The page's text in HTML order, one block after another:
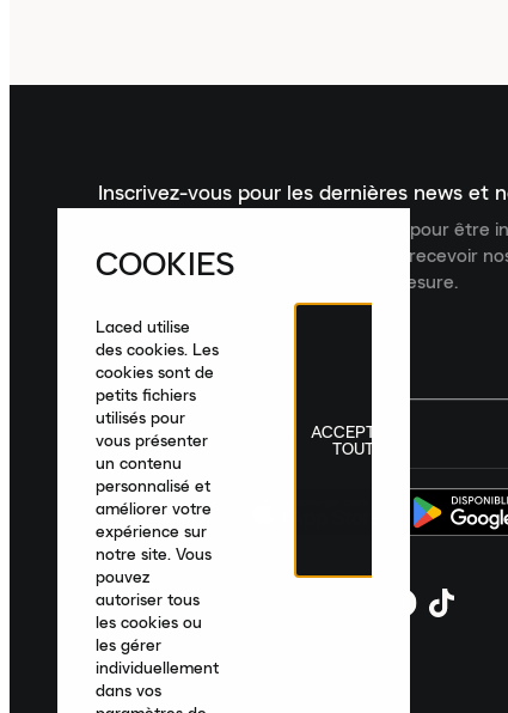
Inscrivez-vous pour les dernières news et
Inscrivez-vous à la newsletter Laced pour être
dernières nouveautés, collections et recevoir
recommandations de produits sur mesure.
France|Français
COOKIES
Laced utilise
des cookies. Les
cookies sont de
petits fichiers
utilisés pour
vous présenter
un contenu
personnalisé et
améliorer votre
expérience sur
notre site. Vous
pouvez
autoriser tous
les cookies ou
les gérer
individuellement
dans vos
ACCEPTER
TOUT